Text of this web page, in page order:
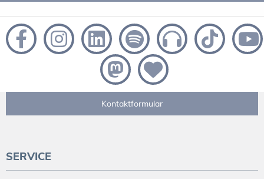
Kontaktformular
SERVICE